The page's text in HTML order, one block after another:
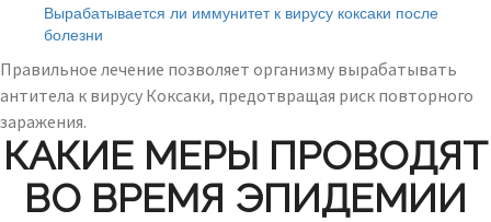
Вырабатывается ли иммунитет к вирусу коксаки после
болезни
Правильное лечение позволяет организму вырабатывать
антитела к вирусу Коксаки, предотвращая риск повторного
заражения.
КАКИЕ МЕРЫ ПРОВОДЯТ
ВО ВРЕМЯ ЭПИДЕМИИ